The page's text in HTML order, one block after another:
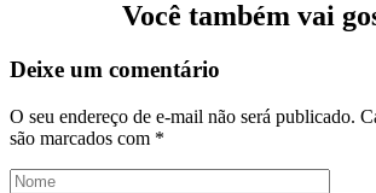
Você também vai
Deixe um comentário
O seu endereço de e-mail não será publicado.
são marcados com *